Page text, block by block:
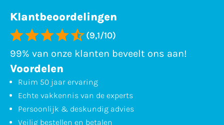
Klantbeoordelingen
(9,1/10)
99% van onze klanten beveelt ons aan!
Voordelen
Ruim 50 jaar ervaring
Echte vakkennis van de experts
Persoonlijk & deskundig advies
Veilig bestellen en betalen